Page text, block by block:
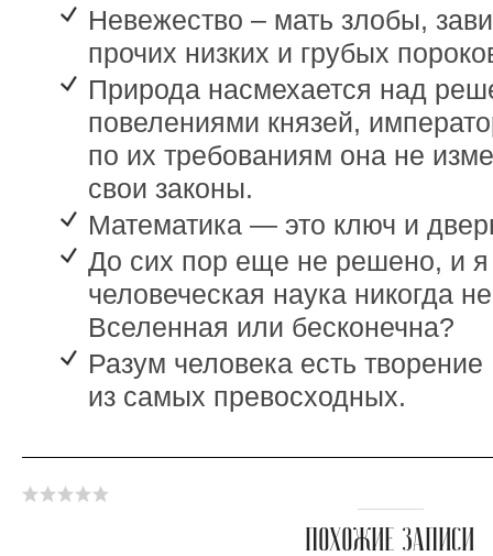
Невежество – мать злобы,
прочих низких и грубых
Природа насмехается над
повелениями князей,
по их требованиям она не
свои законы.
Математика — это ключ и
До сих пор еще не решено, и
человеческая наука никогда
Вселенная или бесконечна?
Разум человека есть
из самых превосходных.
ПОХОЖИЕ ЗАПИСИ